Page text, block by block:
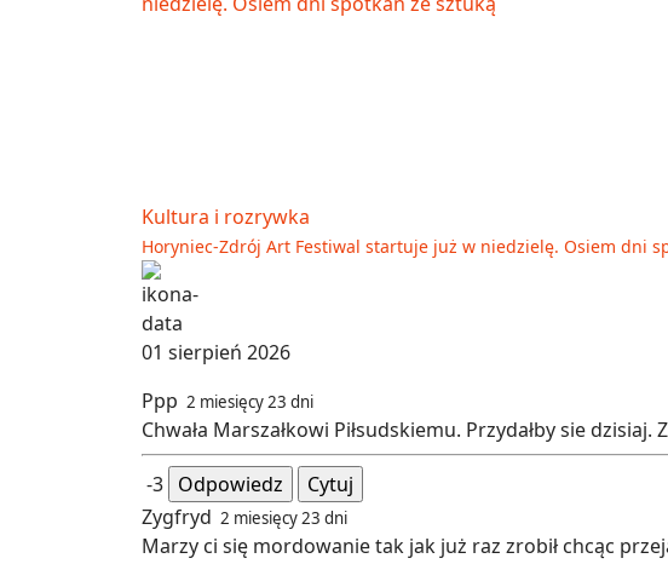
Kultura i rozrywka
Horyniec-Zdrój Art Festiwal startuje już w niedzielę. Osiem dni
01 sierpień 2026
Ppp 2 miesięcy 23 dni
Chwała Marszałkowi Piłsudskiemu. Przydałby sie
-3 Odpowiedz
Cytuj
Zygfryd 2 miesięcy 23 dni
Marzy ci się mordowanie tak jak już raz zrobił chcąc